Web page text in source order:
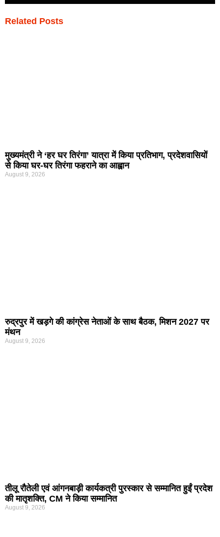
Related Posts
मुख्यमंत्री ने ‘हर घर तिरंगा’ यात्रा में किया प्रतिभाग, प्रदेशवासियों
से किया घर-घर तिरंगा फहराने का आह्वान
August 9, 2026
रुद्रपुर में खड़गे की कांग्रेस नेताओं के साथ बैठक, मिशन 2027 पर
मंथन
August 9, 2026
तीलू रौतेली एवं आंगनबाड़ी कार्यकत्री पुरस्कार से सम्मानित हुईं प्रदेश
की मातृशक्ति, CM ने किया सम्मानित
August 9, 2026